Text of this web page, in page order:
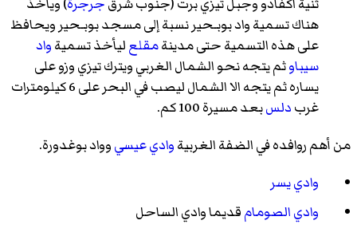
ثنية اكفادو وجبل تيزي برت (جنوب شرقجرجرة) ويأخذ
هناك تسمية واد بوبـحير نسبة إلى مسجد بوبـحير ويحافظ
على هذه التسمية حتى مدينةمقلعليأخذ تسميةواد
سيباوثم يتجه نحو الشمال الغربي ويترك تيزي وزو على
يساره ثم يتجه الا الشمال ليصب في البحر على 6 كيلومترات
غربدلسبعد مسيرة 100 كم.
من أهم روافده في الضفة الغربيةوادي عيسيوواد بوغدورة.
وادي يسر
وادي الصومامقديما وادي الساحل